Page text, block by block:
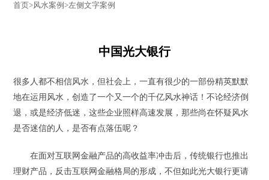
首页>风水案例>左侧文字案例
中国光大银行
很多人都不相信风水，但社会上，一直有很少的一部份精英默默
地在运用风水，创造了一个又一个的千亿风水神话！不论经济倒
退，或是经济低迷，这些企业照样高速发展，那些尚在怀疑风水
是否迷信的人，是否有点落伍呢？
在面对互联网金融产品的高收益率冲击后，传统银行也推出
理财产品，反击互联网金融格局的形成，不但如此光大银行更请